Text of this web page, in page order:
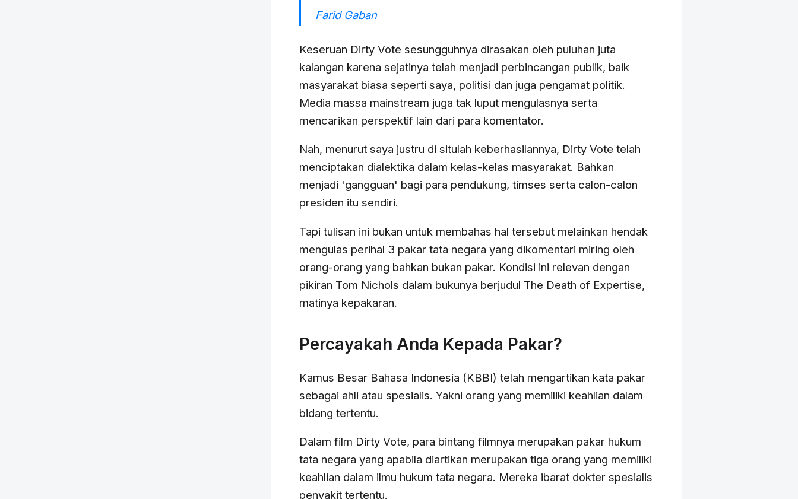
Farid Gaban
Keseruan Dirty Vote sesungguhnya dirasakan oleh puluhan juta
kalangan karena sejatinya telah menjadi perbincangan publik, baik
masyarakat biasa seperti saya, politisi dan juga pengamat politik.
Media massa mainstream juga tak luput mengulasnya serta
mencarikan perspektif lain dari para komentator.
Nah, menurut saya justru di situlah keberhasilannya, Dirty Vote telah
menciptakan dialektika dalam kelas-kelas masyarakat. Bahkan
menjadi 'gangguan' bagi para pendukung, timses serta calon-calon
presiden itu sendiri.
Tapi tulisan ini bukan untuk membahas hal tersebut melainkan hendak
mengulas perihal 3 pakar tata negara yang dikomentari miring oleh
orang-orang yang bahkan bukan pakar. Kondisi ini relevan dengan
pikiran Tom Nichols dalam bukunya berjudul The Death of Expertise,
matinya kepakaran.
Percayakah Anda Kepada Pakar?
Kamus Besar Bahasa Indonesia (KBBI) telah mengartikan kata pakar
sebagai ahli atau spesialis. Yakni orang yang memiliki keahlian dalam
bidang tertentu.
Dalam film Dirty Vote, para bintang filmnya merupakan pakar hukum
tata negara yang apabila diartikan merupakan tiga orang yang memiliki
keahlian dalam ilmu hukum tata negara. Mereka ibarat dokter spesialis
penyakit tertentu.